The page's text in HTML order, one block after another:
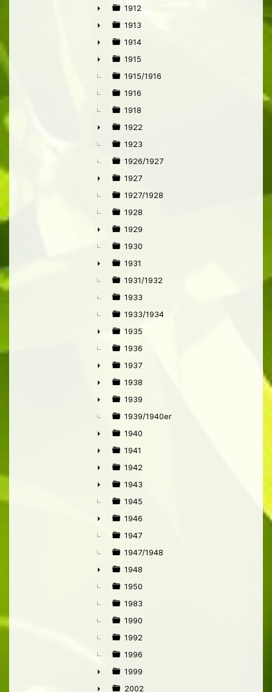
►
1912
►
1913
►
1914
►
1915
1915/1916
1916
1918
►
1922
1923
1926/1927
►
1927
1927/1928
1928
►
1929
1930
►
1931
1931/1932
1933
1933/1934
►
1935
1936
►
1937
►
1938
►
1939
1939/1940er
►
1940
►
1941
►
1942
►
1943
1945
►
1946
1947
1947/1948
►
1948
1950
1983
1990
1992
1996
►
1999
2002